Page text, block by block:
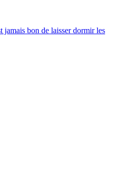
jamais bon de laisser dormir les